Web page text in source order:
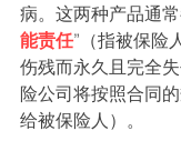
病。这两种产品通
能责任”（指被保险
伤残而永久且完全
险公司将按照合同
给被保险人）。